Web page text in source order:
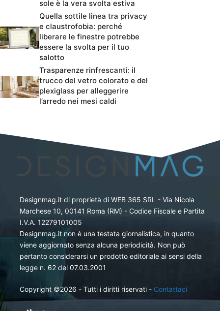
sole è la vera svolta estiva
Quella sottile linea tra privacy
e claustrofobia: perché
liberare le finestre potrebbe
essere la svolta per il tuo
salotto
Trasparenze rinfrescanti: il
trucco del vetro colorato e del
plexiglass per alleggerire
l’arredo nei mesi caldi
Designmag.it di proprietà di WEB 365 SRL - Via Nicola
Marchese 10, 00141 Roma (RM) - Codice Fiscale e Partita
I.V.A. 12279101005
Designmag.it non è una testata giornalistica, in quanto
viene aggiornato senza alcuna periodicità. Non può
pertanto considerarsi un prodotto editoriale ai sensi della
legge n. 62 del 07.03.2001
Copyright ©2026 - Tutti i diritti riservati - Contattaci